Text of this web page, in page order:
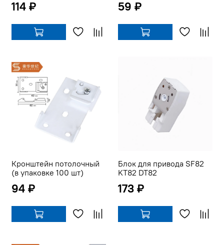
114 ₽ 59 ₽
Кронштейн потолочный
(в упаковке 100 шт)
94 ₽
Блок для привода SF82
KT82 DT82
173 ₽